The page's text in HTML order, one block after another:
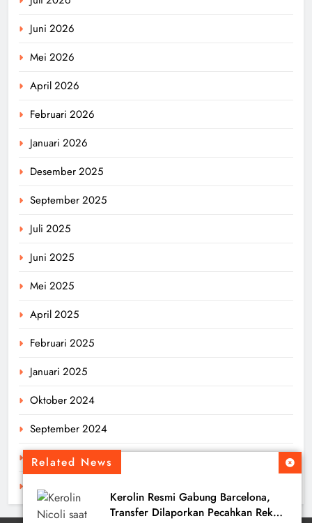
Related News
Kerolin Resmi Gabung Barcelona,
Transfer Dilaporkan Pecahkan Rekor
Juni 2026
Mei 2026
April 2026
Februari 2026
Januari 2026
Desember 2025
September 2025
Juli 2025
Juni 2025
Mei 2025
April 2025
Februari 2025
Januari 2025
Oktober 2024
September 2024
Agustus 2024
Juli 2024